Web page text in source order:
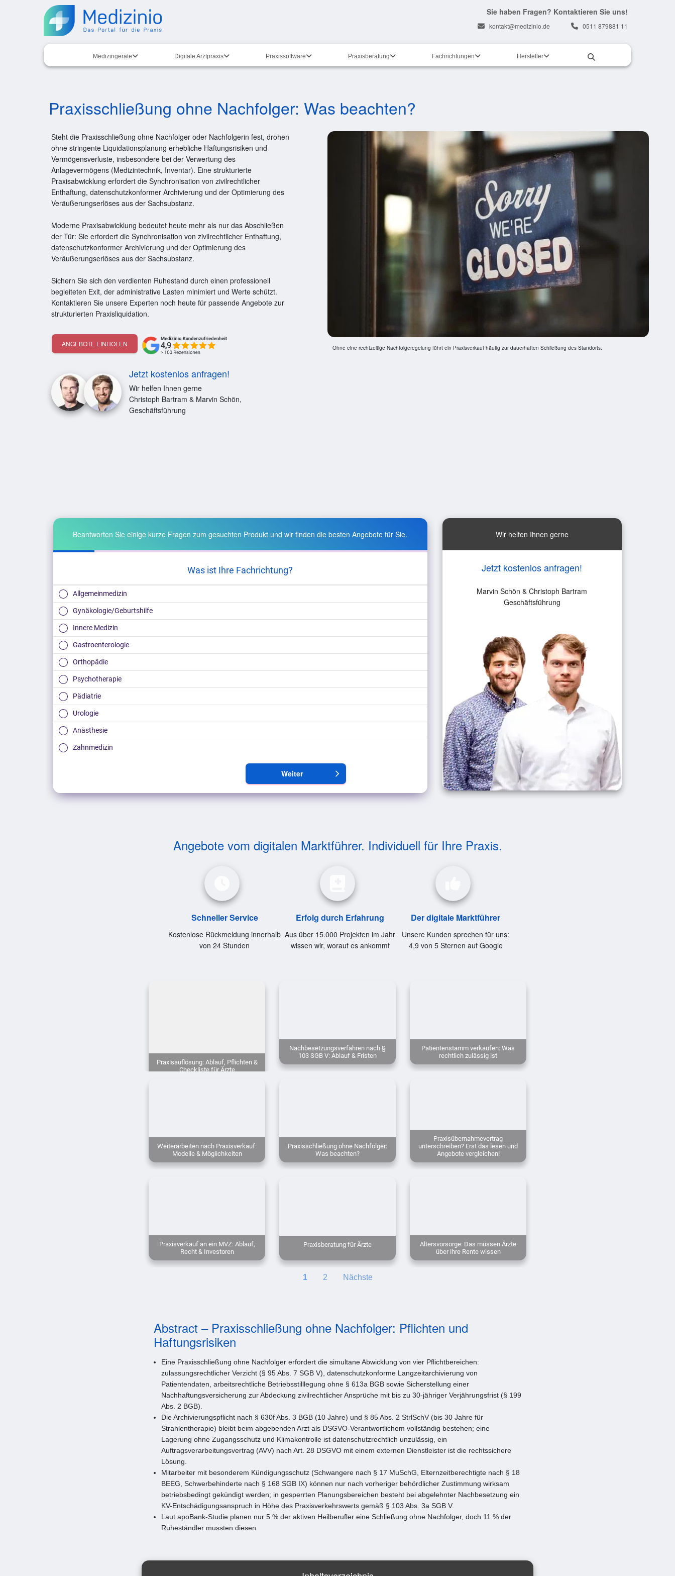
Sie haben Fragen? Kontaktieren Sie uns!
kontakt@medizinio.de 0511 879881 11
Medizingeräte Digitale Arztpraxis Praxissoftware Praxisberatung Fachrichtungen Hersteller
Praxisschließung ohne Nachfolger: Was beachten?
Steht die Praxisschließung ohne Nachfolger oder Nachfolgerin fest, drohen
ohne stringente Liquidationsplanung erhebliche Haftungsrisiken und
Vermögensverluste, insbesondere bei der Verwertung des
Anlagevermögens (Medizintechnik, Inventar). Eine strukturierte
Praxisabwicklung erfordert die Synchronisation von zivilrechtlicher
Enthaftung, datenschutzkonformer Archivierung und der Optimierung des
Veräußerungserlöses aus der Sachsubstanz.
Moderne Praxisabwicklung bedeutet heute mehr als nur das Abschließen
der Tür: Sie erfordert die Synchronisation von zivilrechtlicher Enthaftung,
datenschutzkonformer Archivierung und der Optimierung des
Veräußerungserlöses aus der Sachsubstanz.
Sichern Sie sich den verdienten Ruhestand durch einen professionell
begleiteten Exit, der administrative Lasten minimiert und Werte schützt.
Kontaktieren Sie unsere Experten noch heute für passende Angebote zur
strukturierten Praxisliquidation.
ANGEBOTE EINHOLEN
Jetzt kostenlos anfragen!
Wir helfen Ihnen gerne
Christoph Bartram & Marvin Schön,
Geschäftsführung
Ohne eine rechtzeitige Nachfolgeregelung führt ein Praxisverkauf häufig zur dauerhaften Schließung des Standorts.
Beantworten Sie einige kurze Fragen zum gesuchten Produkt und wir finden die besten Angebote für Sie.
Was ist Ihre Fachrichtung?
Allgemeinmedizin
Gynäkologie/Geburtshilfe
Innere Medizin
Gastroenterologie
Orthopädie
Psychotherapie
Pädiatrie
Urologie
Anästhesie
Zahnmedizin
Weiter arrow_forward_ios
Wir helfen Ihnen gerne
Jetzt kostenlos anfragen!
Marvin Schön & Christoph Bartram
Geschäftsführung
Angebote vom digitalen Marktführer. Individuell für Ihre Praxis.
Schneller Service
Kostenlose Rückmeldung innerhalb
von 24 Stunden
Erfolg durch Erfahrung
Aus über 15.000 Projekten im Jahr
wissen wir, worauf es ankommt
Der digitale Marktführer
Unsere Kunden sprechen für uns:
4,9 von 5 Sternen auf Google
Praxisauflösung: Ablauf, Pflichten &
Checkliste für Ärzte
Nachbesetzungsverfahren nach §
103 SGB V: Ablauf & Fristen
Patientenstamm verkaufen: Was
rechtlich zulässig ist
Weiterarbeiten nach Praxisverkauf:
Modelle & Möglichkeiten
Praxisschließung ohne Nachfolger:
Was beachten?
Praxisübernahmevertrag
unterschreiben? Erst das lesen und
Angebote vergleichen!
Praxisverkauf an ein MVZ: Ablauf,
Recht & Investoren
Praxisberatung für Ärzte
Altersvorsorge: Das müssen Ärzte
über ihre Rente wissen
1 2 Nächste
Abstract – Praxisschließung ohne Nachfolger: Pflichten und
Haftungsrisiken
Eine Praxisschließung ohne Nachfolger erfordert die simultane Abwicklung von vier Pflichtbereichen:
zulassungsrechtlicher Verzicht (§ 95 Abs. 7 SGB V), datenschutzkonforme Langzeitarchivierung von
Patientendaten, arbeitsrechtliche Betriebsstilllegung ohne § 613a BGB sowie Sicherstellung einer
Nachhaftungsversicherung zur Abdeckung zivilrechtlicher Ansprüche mit bis zu 30-jähriger Verjährungsfrist (§ 199
Abs. 2 BGB).
Die Archivierungspflicht nach § 630f Abs. 3 BGB (10 Jahre) und § 85 Abs. 2 StrlSchV (bis 30 Jahre für
Strahlentherapie) bleibt beim abgebenden Arzt als DSGVO-Verantwortlichem vollständig bestehen; eine
Lagerung ohne Zugangsschutz und Klimakontrolle ist datenschutzrechtlich unzulässig, ein
Auftragsverarbeitungsvertrag (AVV) nach Art. 28 DSGVO mit einem externen Dienstleister ist die rechtssichere
Lösung.
Mitarbeiter mit besonderem Kündigungsschutz (Schwangere nach § 17 MuSchG, Elternzeitberechtigte nach § 18
BEEG, Schwerbehinderte nach § 168 SGB IX) können nur nach vorheriger behördlicher Zustimmung wirksam
betriebsbedingt gekündigt werden; in gesperrten Planungsbereichen besteht bei abgelehnter Nachbesetzung ein
KV-Entschädigungsanspruch in Höhe des Praxisverkehrswerts gemäß § 103 Abs. 3a SGB V.
Laut apoBank-Studie planen nur 5 % der aktiven Heilberufler eine Schließung ohne Nachfolger, doch 11 % der
Ruheständler mussten diesen